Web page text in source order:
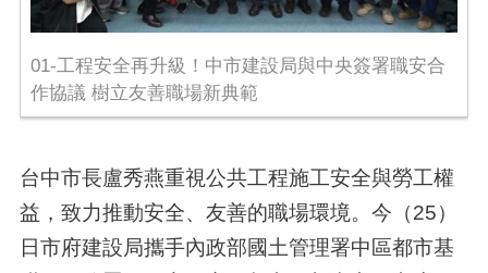
01-工程安全再升級！中市建設局與中央簽署職安合
作協議 樹立友善職場新典範
台中市長盧秀燕重視公共工程施工安全與勞工權
益，致力推動安全、友善的職場環境。今（25）
日市府建設局攜手內政部國土管理署中區都市基